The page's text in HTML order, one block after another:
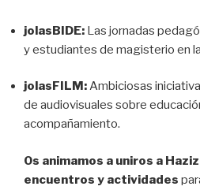
jolasBIDE: Las jornadas
y estudiantes de magisterio en
jolasFILM:Ambiciosas
de audiovisuales sobre
acompañamiento.
Os animamos a uniros a
encuentros y actividades